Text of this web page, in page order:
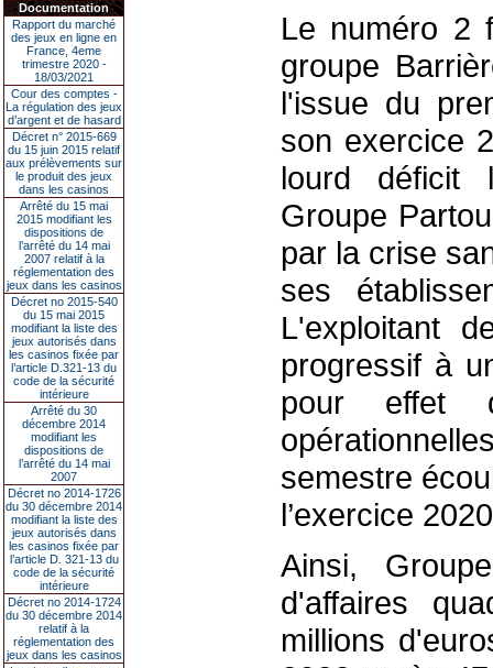
Documentation
Rapport du marché
des jeux en ligne en
France, 4eme
trimestre 2020 -
18/03/2021
Cour des comptes -
La régulation des jeux
d’argent et de hasard
Décret n° 2015-669
du 15 juin 2015 relatif
aux prélèvements sur
le produit des jeux
dans les casinos
Arrêté du 15 mai
2015 modifiant les
dispositions de
l’arrêté du 14 mai
2007 relatif à la
réglementation des
jeux dans les casinos
Décret no 2015-540
du 15 mai 2015
modifiant la liste des
jeux autorisés dans
les casinos fixée par
l’article D.321-13 du
code de la sécurité
intérieure
Arrêté du 30
décembre 2014
modifiant les
dispositions de
l’arrêté du 14 mai
2007
Décret no 2014-1726
du 30 décembre 2014
modifiant la liste des
jeux autorisés dans
les casinos fixée par
l’article D. 321-13 du
code de la sécurité
intérieure
Décret no 2014-1724
du 30 décembre 2014
relatif à la
réglementation des
jeux dans les casinos
Le numéro 2
groupe
l'issue du
son exercice
lourd déficit
Groupe
par la crise
ses
L'exploitant
progressif à
pour effet
semestre
l’exercice
Ainsi,
d'affaires
millions